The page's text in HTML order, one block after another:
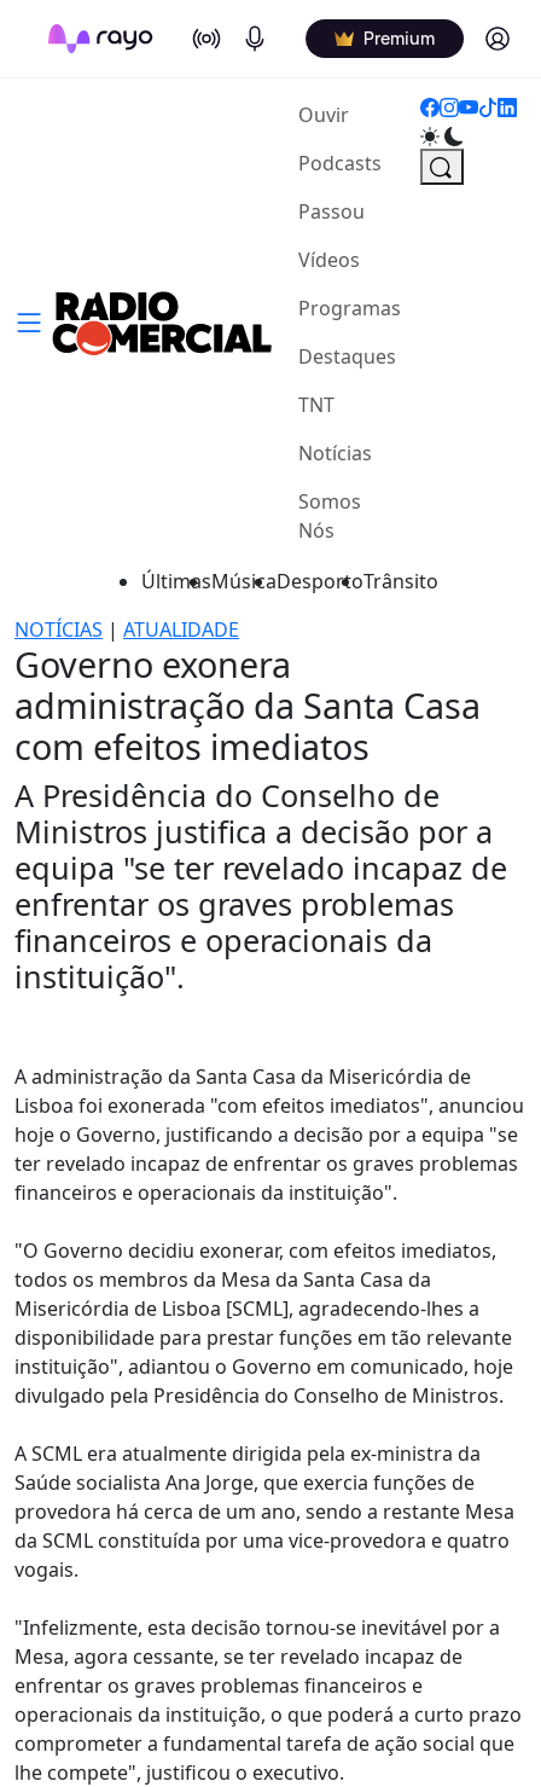
On Air Podcasts Premium Log in
Ouvir(current)
Podcasts
Passou
Vídeos
Programas
Destaques
TNT
Notícias
Somos
Nós
ÚltimasMúsicaDesportoTrânsito
NOTÍCIAS | ATUALIDADE
Governo exonera
administração da Santa Casa
com efeitos imediatos
A Presidência do Conselho de
Ministros justifica a decisão por a
equipa "se ter revelado incapaz de
enfrentar os graves problemas
financeiros e operacionais da
instituição".
A administração da Santa Casa da Misericórdia de
Lisboa foi exonerada "com efeitos imediatos", anunciou
hoje o Governo, justificando a decisão por a equipa "se
ter revelado incapaz de enfrentar os graves problemas
financeiros e operacionais da instituição".
"O Governo decidiu exonerar, com efeitos imediatos,
todos os membros da Mesa da Santa Casa da
Misericórdia de Lisboa [SCML], agradecendo-lhes a
disponibilidade para prestar funções em tão relevante
instituição", adiantou o Governo em comunicado, hoje
divulgado pela Presidência do Conselho de Ministros.
A SCML era atualmente dirigida pela ex-ministra da
Saúde socialista Ana Jorge, que exercia funções de
provedora há cerca de um ano, sendo a restante Mesa
da SCML constituída por uma vice-provedora e quatro
vogais.
"Infelizmente, esta decisão tornou-se inevitável por a
Mesa, agora cessante, se ter revelado incapaz de
enfrentar os graves problemas financeiros e
operacionais da instituição, o que poderá a curto prazo
comprometer a fundamental tarefa de ação social que
lhe compete", justificou o executivo.